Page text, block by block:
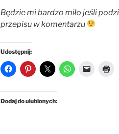
Będzie mi bardzo miło jeśli
przepisu w komentarzu
Udostępnij:
Dodaj do ulubionych: